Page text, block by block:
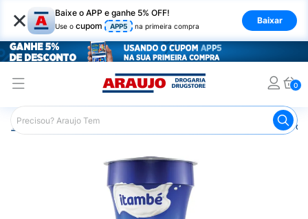
× Baixe o APP e ganhe 5% OFF!
Use o cupom APP5 na primeira compra
Baixar
0
Araujo Mercado Iogurte Itambé Integral